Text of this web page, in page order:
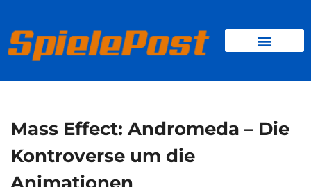
springen
Mass Effect: Andromeda – Die
Kontroverse um die